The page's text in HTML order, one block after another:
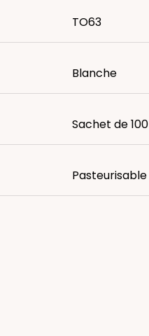
TO63
Blanche
Sachet de 100
Pasteurisable